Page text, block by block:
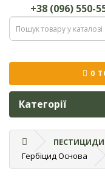
+38 (096) 550-
0
Категорії
ПЕСТИЦИДИ
Гербіцид Основа